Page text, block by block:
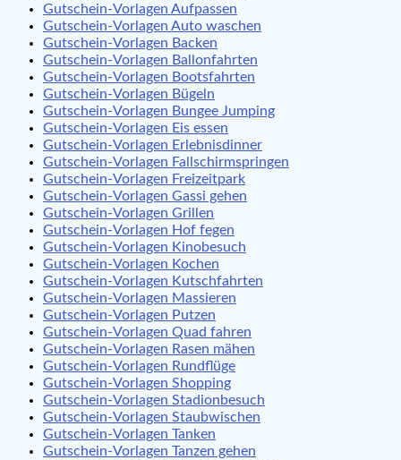
Gutschein-Vorlagen Aufpassen
Gutschein-Vorlagen Auto waschen
Gutschein-Vorlagen Backen
Gutschein-Vorlagen Ballonfahrten
Gutschein-Vorlagen Bootsfahrten
Gutschein-Vorlagen Bügeln
Gutschein-Vorlagen Bungee Jumping
Gutschein-Vorlagen Eis essen
Gutschein-Vorlagen Erlebnisdinner
Gutschein-Vorlagen Fallschirmspringen
Gutschein-Vorlagen Freizeitpark
Gutschein-Vorlagen Gassi gehen
Gutschein-Vorlagen Grillen
Gutschein-Vorlagen Hof fegen
Gutschein-Vorlagen Kinobesuch
Gutschein-Vorlagen Kochen
Gutschein-Vorlagen Kutschfahrten
Gutschein-Vorlagen Massieren
Gutschein-Vorlagen Putzen
Gutschein-Vorlagen Quad fahren
Gutschein-Vorlagen Rasen mähen
Gutschein-Vorlagen Rundflüge
Gutschein-Vorlagen Shopping
Gutschein-Vorlagen Stadionbesuch
Gutschein-Vorlagen Staubwischen
Gutschein-Vorlagen Tanken
Gutschein-Vorlagen Tanzen gehen